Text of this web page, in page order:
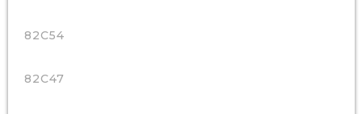
82C54
82C47